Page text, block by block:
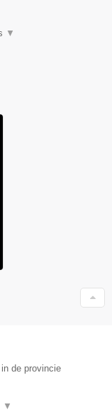
▼
de provincie
▼